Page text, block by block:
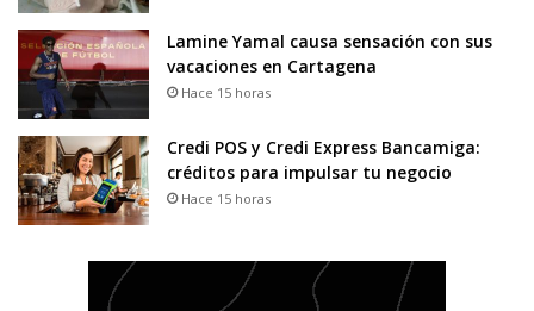
Lamine Yamal causa sensación con sus
vacaciones en Cartagena
Hace 15 horas
Credi POS y Credi Express Bancamiga:
créditos para impulsar tu negocio
Hace 15 horas